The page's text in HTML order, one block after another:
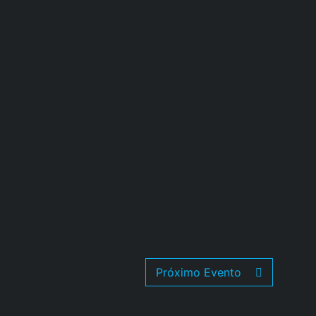
Próximo Evento